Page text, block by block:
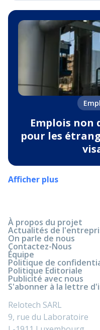
Emplois non
pour les
Afficher plus
À propos du projet
Actualités de
On parle de nous
Contactez-Nous
Équipe
Politique de
Politique Editoriale
Publicité avec nous
S'abonner à la lettre
Relotech SARL
9, rue du Laboratoire